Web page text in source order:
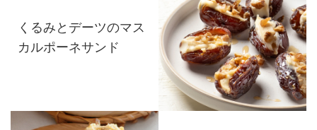
くるみとデーツのマス
カルポーネサンド